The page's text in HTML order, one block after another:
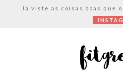
Já viste as coisas boas que